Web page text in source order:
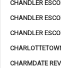
CHANDLER
CHANDLER
CHANDLER
CHARMDATE